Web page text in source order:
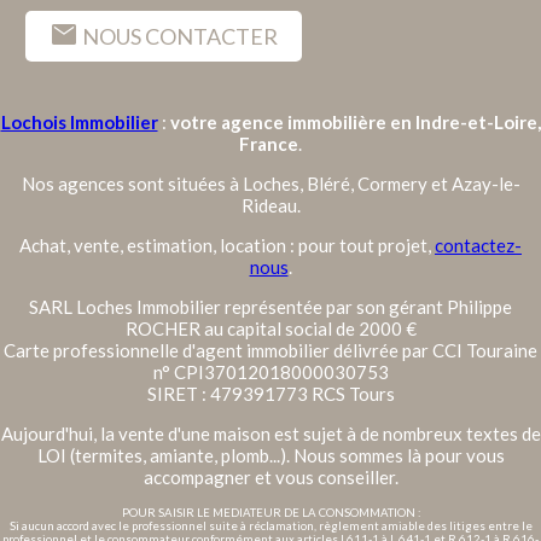
mail NOUS CONTACTER
Lochois Immobilier: votre agence immobilière en Indre-et-Loire,
France.
Nos agences sont situées à Loches, Bléré, Cormery et Azay-le-
Rideau.
Achat, vente, estimation, location : pour tout projet,contactez-
nous.
SARL Loches Immobilier représentée par son gérant Philippe
ROCHER au capital social de 2000 €
Carte professionnelle d'agent immobilier délivrée par CCI Touraine
n° CPI37012018000030753
SIRET : 479391773 RCS Tours
Aujourd'hui, la vente d'une maison est sujet à de nombreux textes de
LOI (termites, amiante, plomb...). Nous sommes là pour vous
accompagner et vous conseiller.
POUR SAISIR LE MEDIATEUR DE LA CONSOMMATION :
Si aucun accord avec le professionnel suite à réclamation, règlement amiable des litiges entre le